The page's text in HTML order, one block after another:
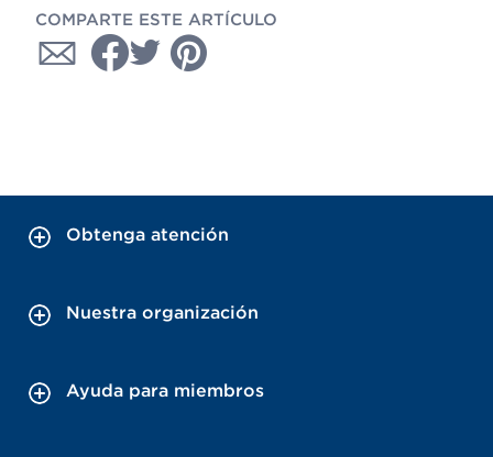
COMPARTE ESTE ARTÍCULO
Obtenga atención
Nuestra organización
Ayuda para miembros